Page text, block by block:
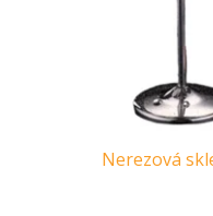
Nerezová